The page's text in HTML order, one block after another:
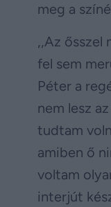
meg a
,,Az ősszel
fel sem
Péter a
nem lesz
tudtam
amiben ő
voltam
interjút